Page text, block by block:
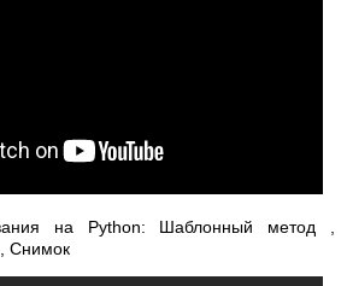
на Python: Шаблонный метод ,
Снимок